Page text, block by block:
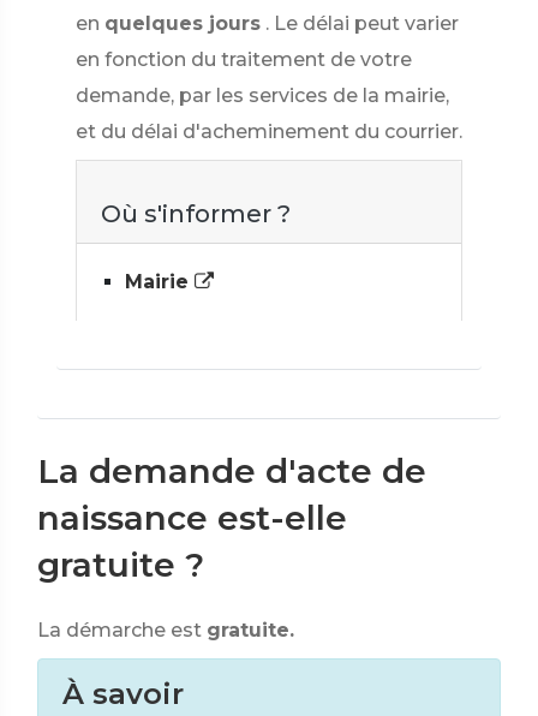
en quelques jours . Le délai peut varier
en fonction du traitement de votre
demande, par les services de la mairie,
et du délai d'acheminement du courrier.
Où s'informer ?
Mairie
La demande d'acte de
naissance est-elle
gratuite ?
La démarche est gratuite.
À savoir